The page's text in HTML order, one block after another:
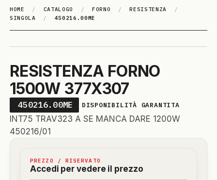
HOME / CATALOGO / FORNO / RESISTENZA
/
SINGOLA
/ 450216.00ME
RESISTENZA FORNO
1500W 377X307
450216.00ME DISPONIBILITÀ GARANTITA
INT75 TRAV323 A SE MANCA DARE 1200W
450216/01
PREZZO / RISERVATO
Accedi per vedere il prezzo